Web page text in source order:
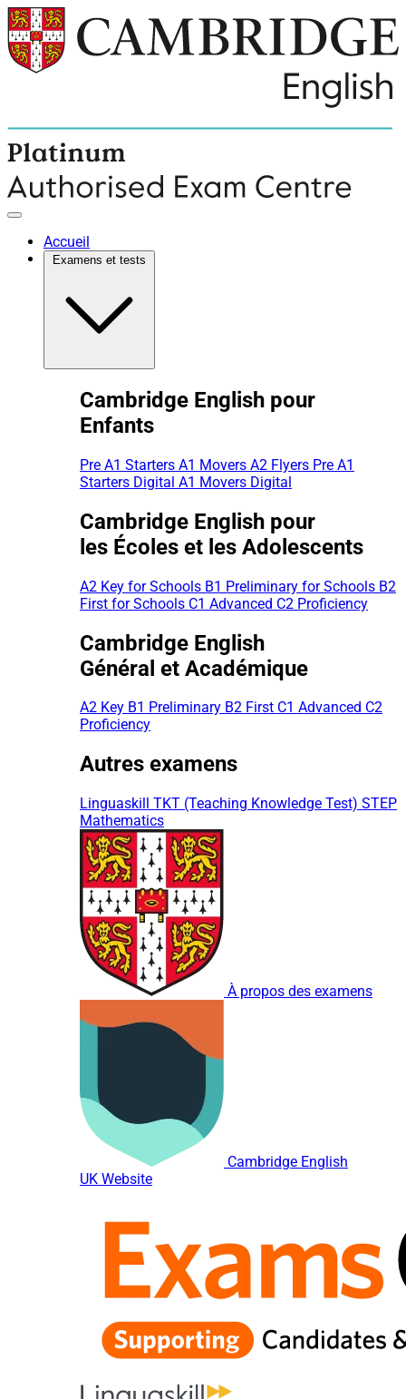
Accueil
Cambridge English pour
Enfants
Pre A1 Starters A1 Movers A2 Flyers Pre A1
Starters Digital A1 Movers Digital
Cambridge English pour
les Écoles et les Adolescents
A2 Key for Schools B1 Preliminary for Schools B2
First for Schools C1 Advanced C2 Proficiency
Cambridge English
Général et Académique
A2 Key B1 Preliminary B2 First C1 Advanced C2
Proficiency
Autres examens
Linguaskill TKT (Teaching Knowledge Test) STEP
Mathematics
À propos des examens
Cambridge English
UK Website